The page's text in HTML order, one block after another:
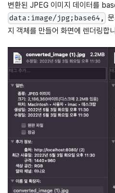
변환된 JPEG 이미지 데이터를
data:image/jpg;base64,
지 객체를 만들어 화면에 렌더링합